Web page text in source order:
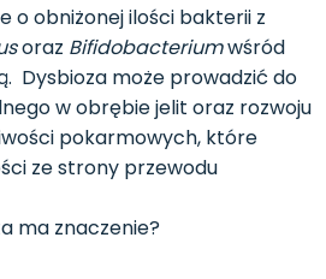
o obniżonej ilości bakterii z
oraz Bifidobacteriumwśród
Dysbioza może prowadzić do
w obrębie jelit oraz rozwoju
pokarmowych, które
ze strony przewodu
ma znaczenie?